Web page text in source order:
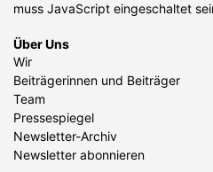
muss JavaScript eingeschaltet
Über Uns
Wir
Beiträgerinnen und Beiträger
Team
Pressespiegel
Newsletter-Archiv
Newsletter abonnieren